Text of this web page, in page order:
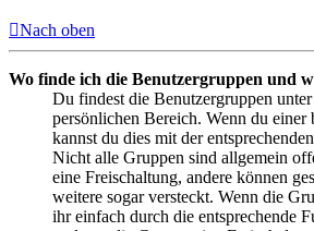
Nach oben
Wo finde ich die Benutzergruppen und
Du findest die Benutzergruppen
persönlichen Bereich. Wenn du einer
kannst du dies mit der
Nicht alle Gruppen sind allgemein
eine Freischaltung, andere können
weitere sogar versteckt. Wenn die
ihr einfach durch die entsprechende